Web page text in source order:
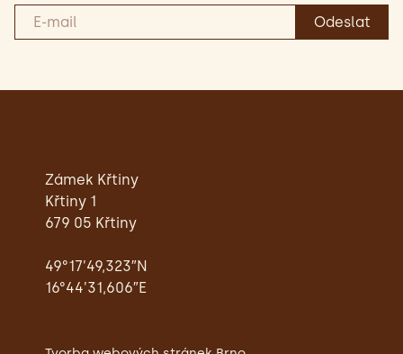
Zámek Křtiny
Křtiny 1
679 05 Křtiny
49°17’49,323″N
16°44’31,606″E